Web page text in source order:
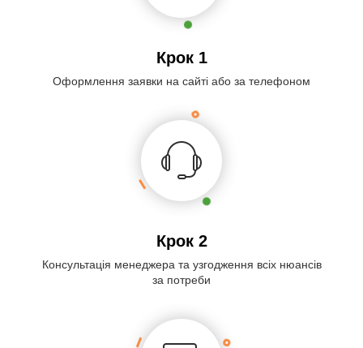
Крок 1
Оформлення заявки на сайті або за телефоном
Крок 2
Консультація менеджера та узгодження всіх нюансів
за потреби